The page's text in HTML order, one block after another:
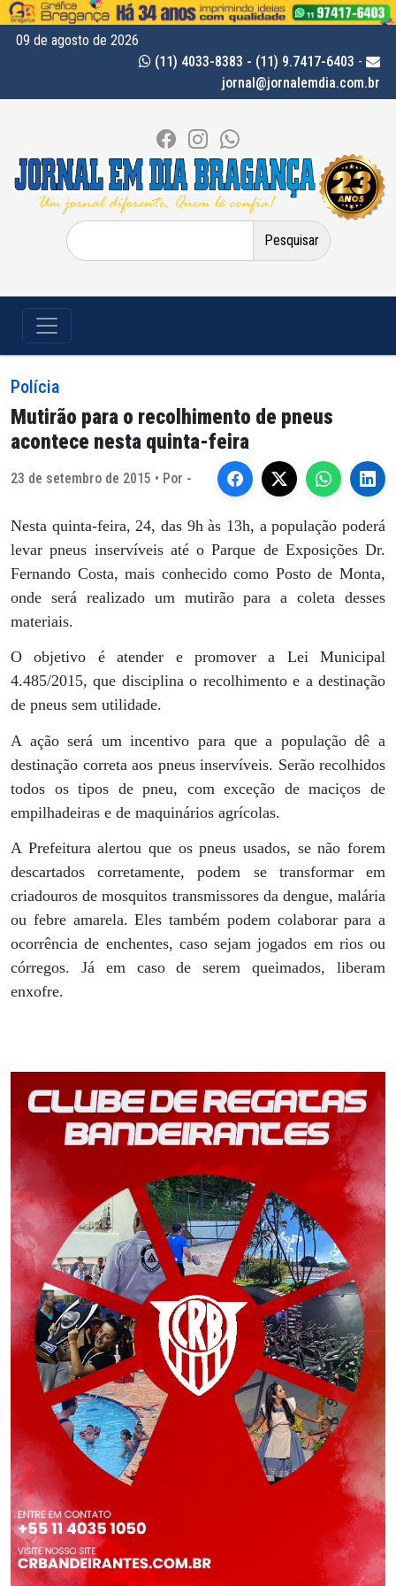
09 de agosto de 2026
(11) 4033-8383 - (11) 9.7417-6403 -
jornal@jornalemdia.com.br
Pesquisar
por:
Polícia
Mutirão para o recolhimento de pneus
acontece nesta quinta-feira
23 de setembro de 2015 • Por -
Nesta quinta-feira, 24, das 9h às 13h, a população poderá
levar pneus inservíveis até o Parque de Exposições Dr.
Fernando Costa, mais conhecido como Posto de Monta,
onde será realizado um mutirão para a coleta desses
materiais.
O objetivo é atender e promover a Lei Municipal
4.485/2015, que disciplina o recolhimento e a destinação
de pneus sem utilidade.
A ação será um incentivo para que a população dê a
destinação correta aos pneus inservíveis. Serão recolhidos
todos os tipos de pneu, com exceção de maciços de
empilhadeiras e de maquinários agrícolas.
A Prefeitura alertou que os pneus usados, se não forem
descartados corretamente, podem se transformar em
criadouros de mosquitos transmissores da dengue, malária
ou febre amarela. Eles também podem colaborar para a
ocorrência de enchentes, caso sejam jogados em rios ou
córregos. Já em caso de serem queimados, liberam
enxofre.